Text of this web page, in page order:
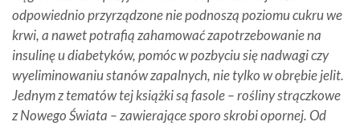
odpowiednio przyrządzone nie podnoszą poziomu cukru we
krwi, a nawet potrafią zahamować zapotrzebowanie na
insulinę u diabetyków, pomóc w pozbyciu się nadwagi czy
wyeliminowaniu stanów zapalnych, nie tylko w obrębie jelit.
Jednym z tematów tej książki są fasole – rośliny strączkowe
z Nowego Świata – zawierające sporo skrobi opornej. Od